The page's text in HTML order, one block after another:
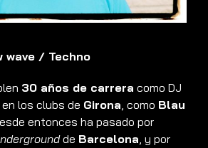
wave / Techno
30 años de carrera como DJ
los clubs de Girona, como Blau
entonces ha pasado por
de Barcelona, y por